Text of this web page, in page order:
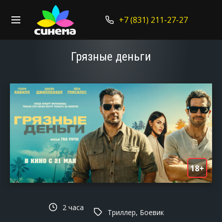
+7 (831) 211-27-27
Грязные деньги
18+
2 часа
Триллер, Боевик